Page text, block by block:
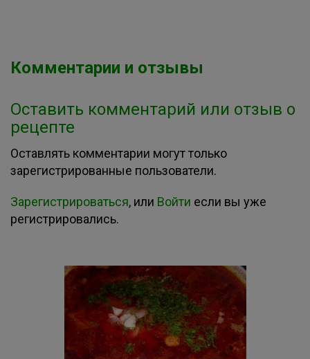
Комментарии и отзывы
Оставить комментарий или отзыв о
рецепте
Оставлять комментарии могут только
зарегистрированные пользователи.
Зарегистрироваться, или Войти если вы уже
регистрировались.